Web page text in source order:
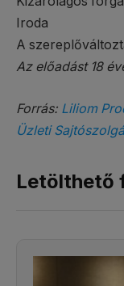
Iroda
A
Az előadást 18
Forrás: Liliom
Üzleti
Letölthető